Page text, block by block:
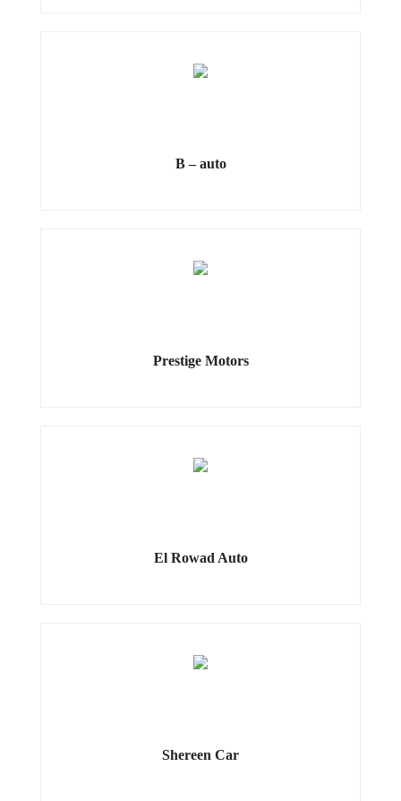
B – auto
Prestige Motors
El Rowad Auto
Shereen Car